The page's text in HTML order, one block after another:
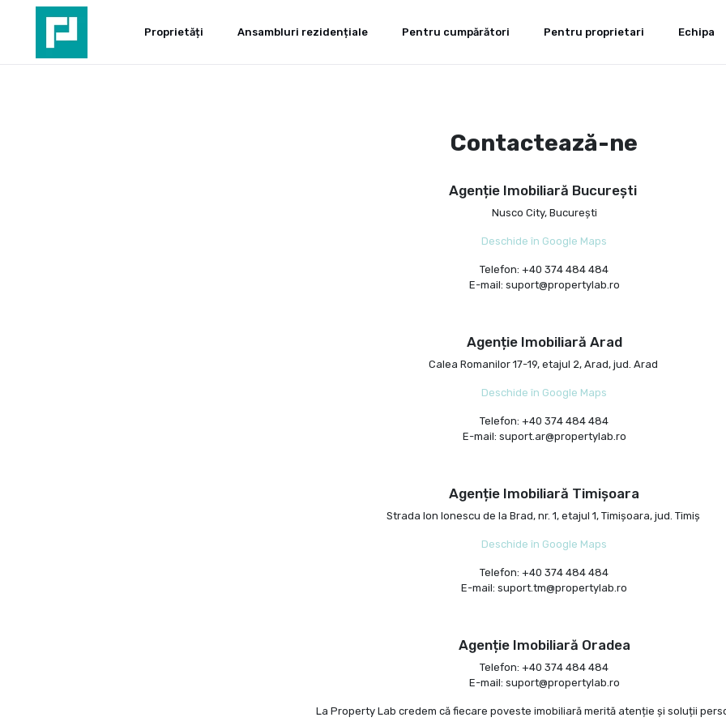
Proprietăți Ansambluri rezidențiale Pentru cumpărători Pentru proprietari Echipa
Contactează-ne
Agenție Imobiliară București
Nusco City, București
Deschide în Google Maps
Telefon: +40 374 484 484
E-mail: suport@propertylab.ro
Agenție Imobiliară Arad
Calea Romanilor 17-19, etajul 2, Arad, jud. Arad
Deschide în Google Maps
Telefon: +40 374 484 484
E-mail: suport.ar@propertylab.ro
Agenție Imobiliară Timișoara
Strada Ion Ionescu de la Brad, nr. 1, etajul 1, Timișoara, jud. Timiș
Deschide în Google Maps
Telefon: +40 374 484 484
E-mail:suport.tm@propertylab.ro
Agenție Imobiliară Oradea
Telefon: +40 374 484 484
E-mail: suport@propertylab.ro
La Property Lab credem că fiecare poveste imobiliară merită atenție și soluții